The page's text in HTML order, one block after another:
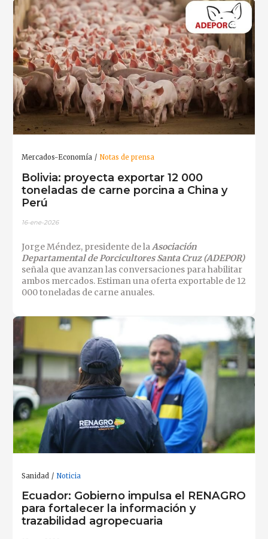
Mercados-Economía Notas de prensa
Bolivia: proyecta exportar 12 000
toneladas de carne porcina a China y
Perú
16-ene-2026
Jorge Méndez, presidente de laAsociación
Departamental de Porcicultores Santa Cruz (ADEPOR)
señala que avanzan las conversaciones para habilitar
ambos mercados. Estiman una oferta exportable de 12
000 toneladas de carne anuales.
Sanidad Noticia
Ecuador: Gobierno impulsa el RENAGRO
para fortalecer la información y
trazabilidad agropecuaria